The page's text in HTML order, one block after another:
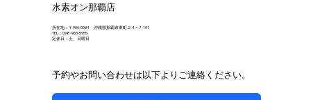
水素オン那覇店
所在地：〒900-0034 沖縄県那覇市東町２４−７ 101
TEL：098-963-5955
定休日：土、日曜日
予約やお問い合わせは以下よりご連絡ください。